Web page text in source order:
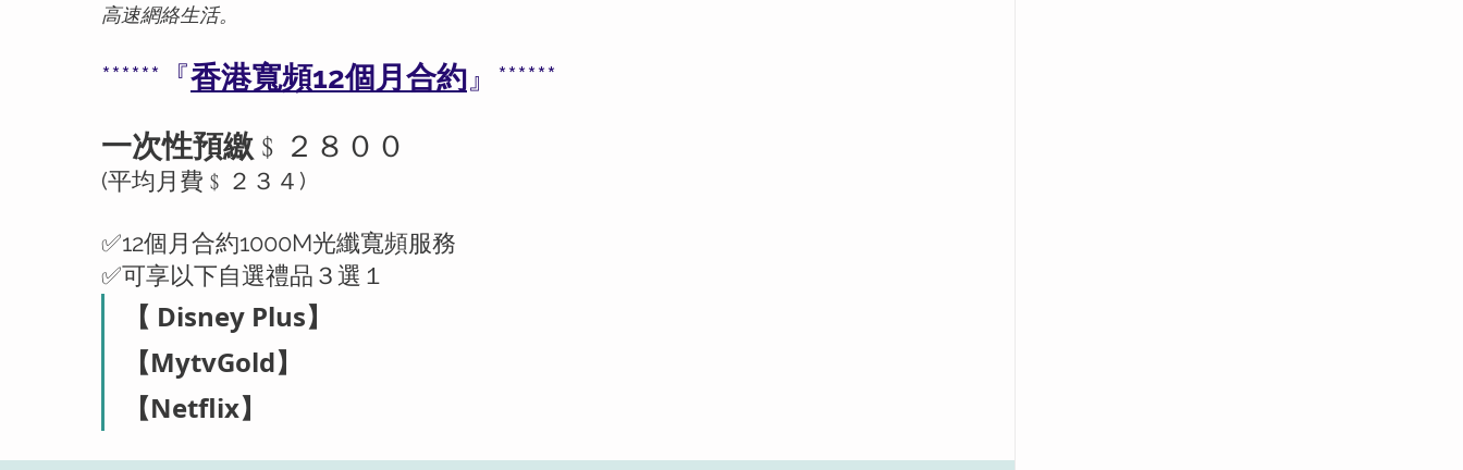
高速網絡生活。
******『香港寬頻12個月合約』******
一次性預繳 ﹩２８００
(平均月費﹩２３４)
✅12個月合約1000M光纖寬頻服務
✅可享以下自選禮品３選１
【 Disney Plus】
【MytvGold】
【Netflix】